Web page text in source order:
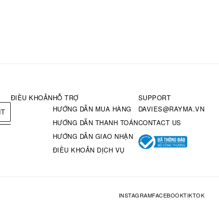
ĐIỀU KHOẢNHỖ TRỢ
HƯỚNG DẪN MUA HÀNG
HƯỚNG DẪN THANH TOÁN
HƯỚNG DẪN GIAO NHẬN
ĐIỀU KHOẢN DỊCH VỤ
SUPPORT
DAVIES@RAYMA.VN
CONTACT US
INSTAGRAMFACEBOOKTIKTOK